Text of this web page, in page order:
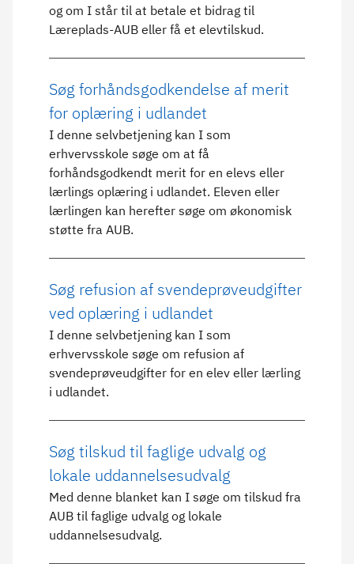
og om I står til at betale et bidrag til
Læreplads-AUB eller få et elevtilskud.
Søg forhåndsgodkendelse af merit
for oplæring i udlandet
I denne selvbetjening kan I som
erhvervsskole søge om at få
forhåndsgodkendt merit for en elevs eller
lærlings oplæring i udlandet. Eleven eller
lærlingen kan herefter søge om økonomisk
støtte fra AUB.
Søg refusion af svendeprøveudgifter
ved oplæring i udlandet
I denne selvbetjening kan I som
erhvervsskole søge om refusion af
svendeprøveudgifter for en elev eller lærling
i udlandet.
Søg tilskud til faglige udvalg og
lokale uddannelsesudvalg
Med denne blanket kan I søge om tilskud fra
AUB til faglige udvalg og lokale
uddannelsesudvalg.